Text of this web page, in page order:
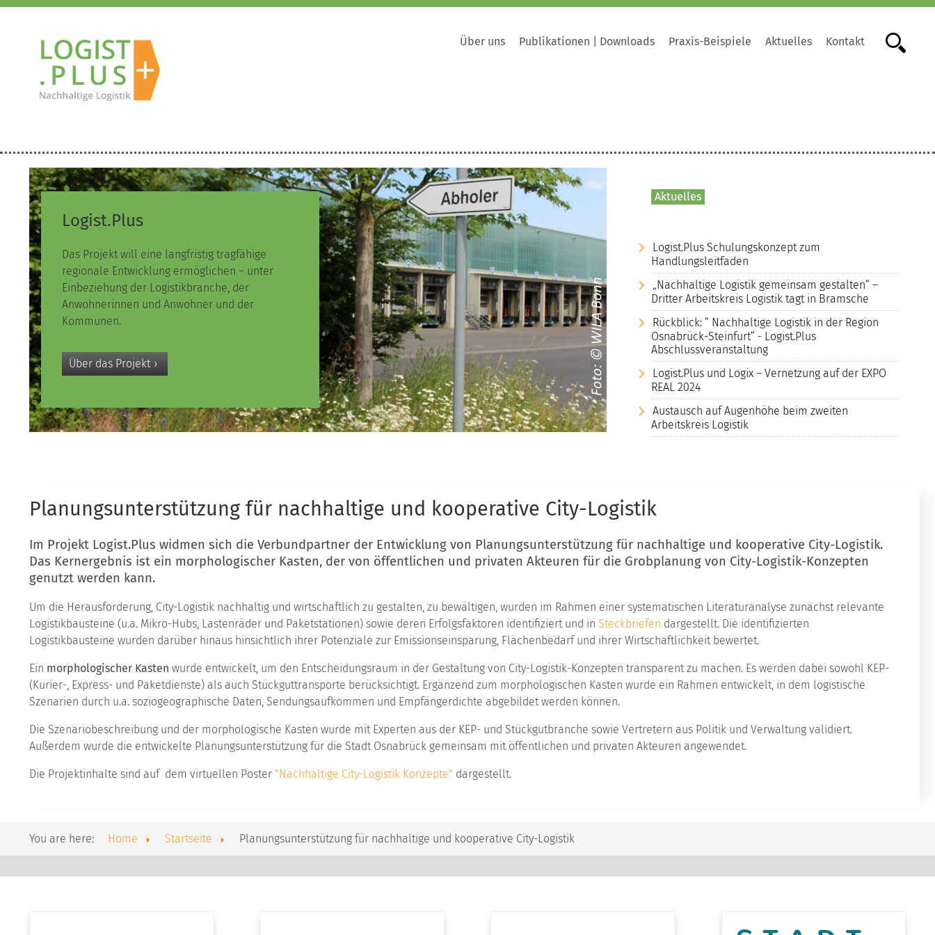
Über uns Publikationen | Downloads Praxis-Beispiele Aktuelles Kontakt
Logist.Plus
Das Projekt will eine langfristig tragfähige
regionale Entwicklung ermöglichen – unter
Einbeziehung der Logistikbranche, der
Anwohnerinnen und Anwohner und der
Kommunen.
Über das Projekt
Aktuelles
Logist.Plus Schulungskonzept zum
Handlungsleitfaden
„Nachhaltige Logistik gemeinsam gestalten“ –
Dritter Arbeitskreis Logistik tagt in Bramsche
Rückblick: “ Nachhaltige Logistik in der Region
Osnabrück-Steinfurt“ - Logist.Plus
Abschlussveranstaltung
Logist.Plus und Logix – Vernetzung auf der EXPO
REAL 2024
Austausch auf Augenhöhe beim zweiten
Arbeitskreis Logistik
Planungsunterstützung für nachhaltige und kooperative City-Logistik
Im Projekt Logist.Plus widmen sich die Verbundpartner der Entwicklung von Planungsunterstützung für nachhaltige und kooperative City-Logistik.
Das Kernergebnis ist ein morphologischer Kasten, der von öffentlichen und privaten Akteuren für die Grobplanung von City-Logistik-Konzepten
genutzt werden kann.
Um die Herausforderung, City-Logistik nachhaltig und wirtschaftlich zu gestalten, zu bewältigen, wurden im Rahmen einer systematischen Literaturanalyse zunächst relevante
Logistikbausteine (u.a. Mikro-Hubs, Lastenräder und Paketstationen) sowie deren Erfolgsfaktoren identifiziert und in Steckbriefen dargestellt. Die identifizierten
Logistikbausteine wurden darüber hinaus hinsichtlich ihrer Potenziale zur Emissionseinsparung, Flächenbedarf und ihrer Wirtschaftlichkeit bewertet.
Ein morphologischer Kasten wurde entwickelt, um den Entscheidungsraum in der Gestaltung von City-Logistik-Konzepten transparent zu machen. Es werden dabei sowohl KEP-
(Kurier-, Express- und Paketdienste) als auch Stückguttransporte berücksichtigt. Ergänzend zum morphologischen Kasten wurde ein Rahmen entwickelt, in dem logistische
Szenarien durch u.a. soziogeographische Daten, Sendungsaufkommen und Empfängerdichte abgebildet werden können.
Die Szenariobeschreibung und der morphologische Kasten wurde mit Experten aus der KEP- und Stückgutbranche sowie Vertretern aus Politik und Verwaltung validiert.
Außerdem wurde die entwickelte Planungsunterstützung für die Stadt Osnabrück gemeinsam mit öffentlichen und privaten Akteuren angewendet.
Die Projektinhalte sind auf dem virtuellen Poster "Nachhaltige City-Logistik Konzepte" dargestellt.
You are here: Home Startseite Planungsunterstützung für nachhaltige und kooperative City-Logistik